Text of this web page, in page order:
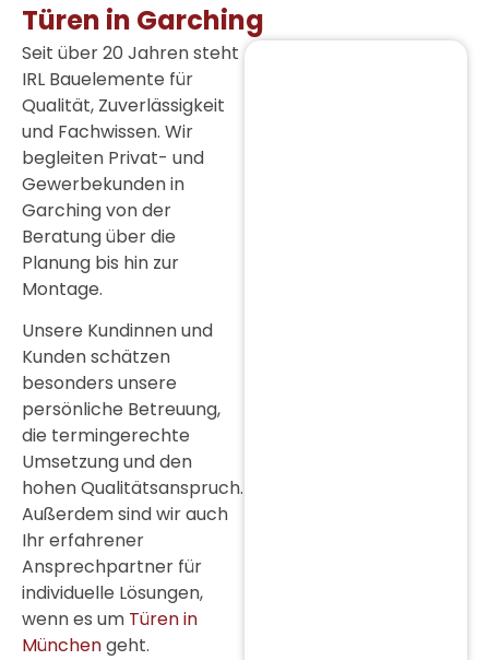
Türen in Garching
Seit über 20 Jahren steht
IRL Bauelemente für
Qualität, Zuverlässigkeit
und Fachwissen. Wir
begleiten Privat- und
Gewerbekunden in
Garching von der
Beratung über die
Planung bis hin zur
Montage.
Unsere Kundinnen und
Kunden schätzen
besonders unsere
persönliche Betreuung,
die termingerechte
Umsetzung und den
hohen Qualitätsanspruch.
Außerdem sind wir auch
Ihr erfahrener
Ansprechpartner für
individuelle Lösungen,
wenn es um Türen in
Münchengeht.